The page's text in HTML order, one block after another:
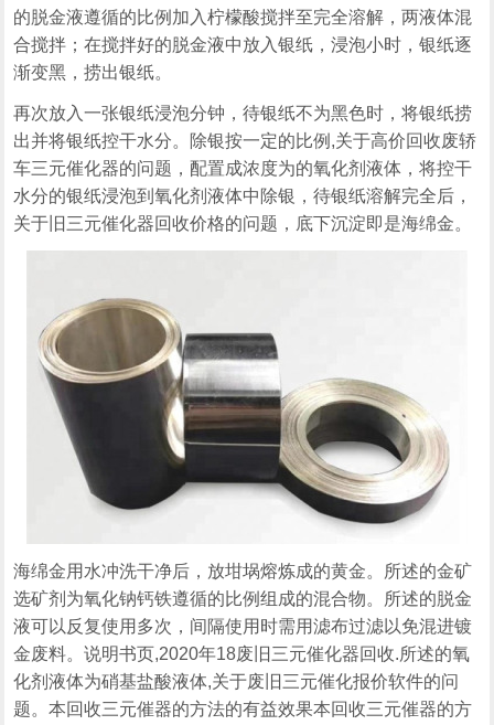
的脱金液遵循的比例加入柠檬酸搅拌至完全溶解，两液体混
合搅拌；在搅拌好的脱金液中放入银纸，浸泡小时，银纸逐
渐变黑，捞出银纸。
再次放入一张银纸浸泡分钟，待银纸不为黑色时，将银纸捞
出并将银纸控干水分。除银按一定的比例,关于高价回收废轿
车三元催化器的问题，配置成浓度为的氧化剂液体，将控干
水分的银纸浸泡到氧化剂液体中除银，待银纸溶解完全后，
关于旧三元催化器回收价格的问题，底下沉淀即是海绵金。
海绵金用水冲洗干净后，放坩埚熔炼成的黄金。所述的金矿
选矿剂为氧化钠钙铁遵循的比例组成的混合物。所述的脱金
液可以反复使用多次，间隔使用时需用滤布过滤以免混进镀
金废料。说明书页,2020年18废旧三元催化器回收.所述的氧
化剂液体为硝基盐酸液体,关于废旧三元催化报价软件的问
题。本回收三元催器的方法的有益效果本回收三元催器的方